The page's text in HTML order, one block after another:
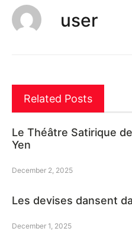
user
Related Posts
Le Théâtre Satirique
Yen
December 2, 2025
Les devises dansent
December 1, 2025